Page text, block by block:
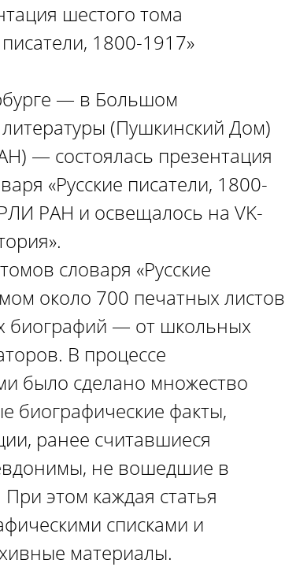
шестого тома
1800-1917»
— в Большом
(Пушкинский Дом)
— состоялась презентация
«Русские писатели, 1800-
РАН и освещалось на VK-
словаря «Русские
около 700 печатных листов
биографий — от школьных
В процессе
было сделано множество
биографические факты,
ранее считавшиеся
не вошедшие в
этом каждая статья
списками и
материалы.